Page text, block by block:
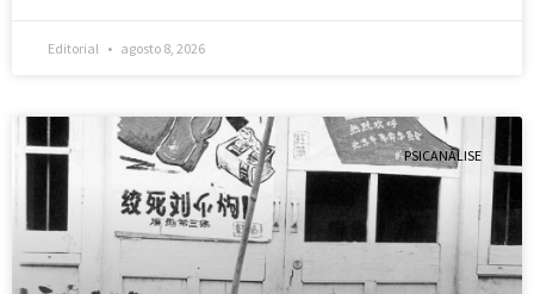
Editorial agosto 8, 2026
PSICANÁLISE